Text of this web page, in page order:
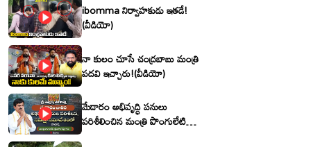
ibomma నిర్వాహకుడు ఇతడే!
(వీడియో)
నా కులం చూసే చంద్రబాబు మంత్రి
పదవి ఇచ్చారు!(వీడియో)
మేడారం అభివృద్ధి పనులు
పరిశీలించిన మంత్రి పొంగులేటి